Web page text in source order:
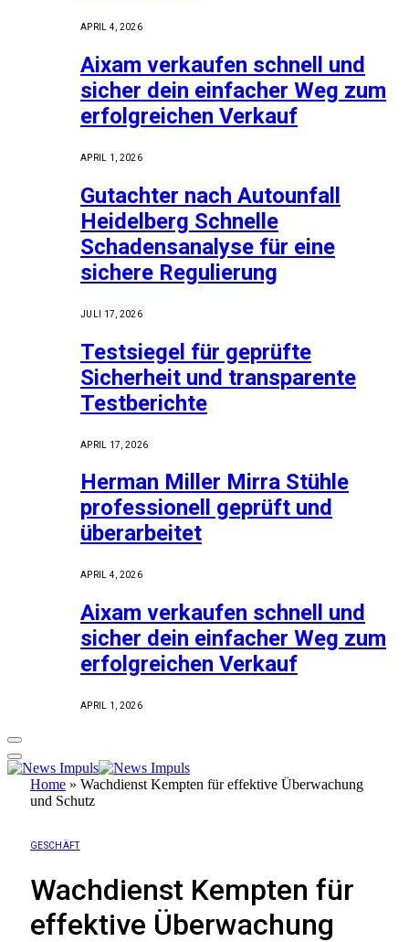
APRIL 4, 2026
Aixam verkaufen schnell und
sicher dein einfacher Weg zum
erfolgreichen Verkauf
APRIL 1, 2026
Gutachter nach Autounfall
Heidelberg Schnelle
Schadensanalyse für eine
sichere Regulierung
JULI 17, 2026
Testsiegel für geprüfte
Sicherheit und transparente
Testberichte
APRIL 17, 2026
Herman Miller Mirra Stühle
professionell geprüft und
überarbeitet
APRIL 4, 2026
Aixam verkaufen schnell und
sicher dein einfacher Weg zum
erfolgreichen Verkauf
APRIL 1, 2026
Home » Wachdienst Kempten für effektive Überwachung
und Schutz
GESCHÄFT
Wachdienst Kempten für
effektive Überwachung